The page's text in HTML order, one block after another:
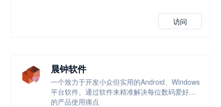
访问
晨钟软件
一个致力于开发小众但实用的Android、Windows
平台软件。通过软件来精准解决每位数码爱好者
的产品使用痛点